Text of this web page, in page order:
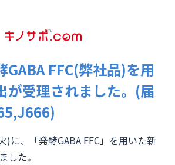
GABA FFC(弊社品)を用
が受理されました。(届
)に、「発酵GABA FFC」を用いた新
した。